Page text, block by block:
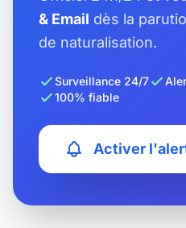
& Email dès la
de naturalisation.
Surveillance 24/7
100% fiable
Activer